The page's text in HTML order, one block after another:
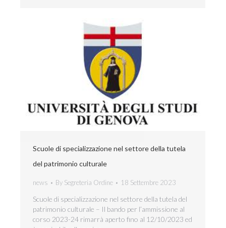
Scuole di specializzazione nel settore della tutela
del patrimonio culturale
news By Segreteria Ordine 18 Settembre 2023
Scuole di specializzazione nel settore della tutela del
patrimonio culturale – Il bando per l’ammissione al
corso 2023-24 rimarrà aperto fino al 12/10/2023 ed